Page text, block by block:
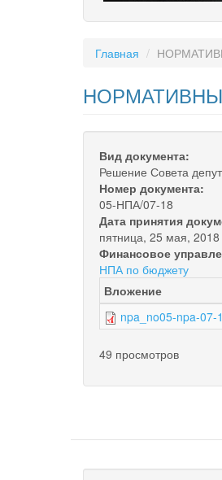
Главная
Вид документа:
Решение Совета
Номер документа:
05-НПА/07-18
Дата принятия
пятница, 25 мая, 2018
Финансовое
НПА по бюджету
Вложение
npa_no05-npa-07-
49 просмотров